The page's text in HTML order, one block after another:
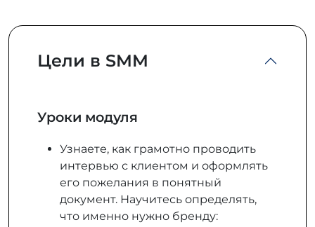
Цели в SMM
Уроки модуля
Узнаете, как грамотно проводить
интервью с клиентом и оформлять
его пожелания в понятный
документ. Научитесь определять,
что именно нужно бренду: